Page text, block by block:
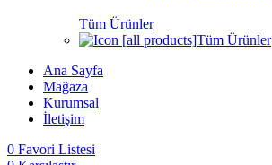
Tüm Ürünler
Tüm Ürünler
Ana Sayfa
Mağaza
Kurumsal
İletişim
0 Favori Listesi